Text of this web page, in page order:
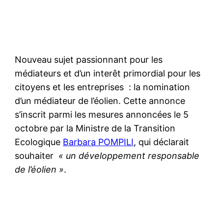
Nouveau sujet passionnant pour les
médiateurs et d’un interêt primordial pour les
citoyens et les entreprises : la nomination
d’un médiateur de l’éolien. Cette annonce
s’inscrit parmi les mesures annoncées le 5
octobre par la Ministre de la Transition
Ecologique Barbara POMPILI, qui déclarait
souhaiter « un développement responsable
de l’éolien ».